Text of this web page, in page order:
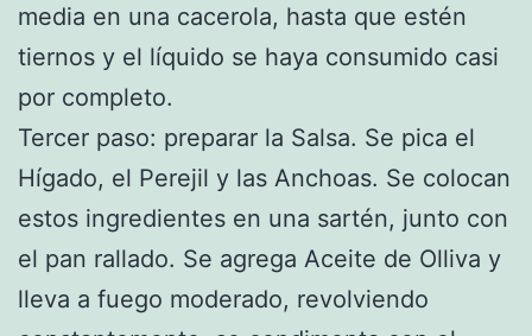
media en una cacerola, hasta que estén
tiernos y el líquido se haya consumido casi
por completo.
Tercer paso: preparar la Salsa. Se pica el
Hígado, el Perejil y las Anchoas. Se colocan
estos ingredientes en una sartén, junto con
el pan rallado. Se agrega Aceite de Olliva y
lleva a fuego moderado, revolviendo